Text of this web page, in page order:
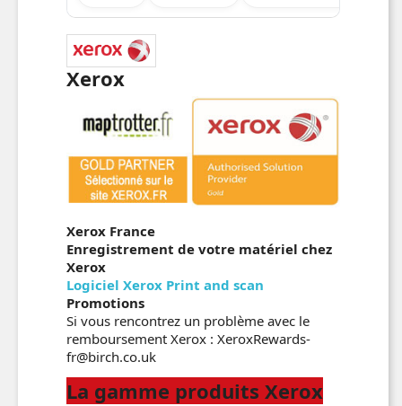
Xerox
Xerox France
Enregistrement de votre matériel chez
Xerox
Logiciel Xerox Print and scan
Promotions
Si vous rencontrez un problème avec le
remboursement Xerox : XeroxRewards-
fr@birch.co.uk
La gamme produits Xerox